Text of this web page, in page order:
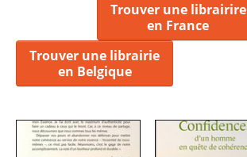
Trouver une librairire
en France
Trouver une librairie
en Belgique